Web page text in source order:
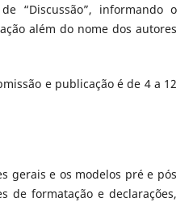
“Discussão”, informando o
além do nome dos autores
e publicação é de 4 a 12
gerais e os modelos pré e pós
de formatação e declarações,